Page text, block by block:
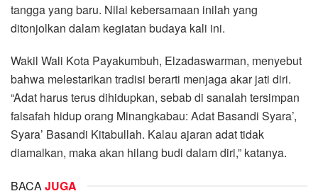
tangga yang baru. Nilai kebersamaan inilah yang
ditonjolkan dalam kegiatan budaya kali ini.
Wakil Wali Kota Payakumbuh, Elzadaswarman, menyebut
bahwa melestarikan tradisi berarti menjaga akar jati diri.
“Adat harus terus dihidupkan, sebab di sanalah tersimpan
falsafah hidup orang Minangkabau: Adat Basandi Syara’,
Syara’ Basandi Kitabullah. Kalau ajaran adat tidak
diamalkan, maka akan hilang budi dalam diri,” katanya.
BACAJUGA